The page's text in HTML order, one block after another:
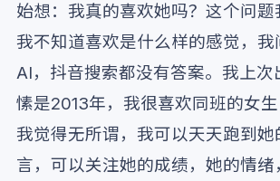
始想：我真的喜欢她吗？这个问题
我不知道喜欢是什么样的感觉，我
AI，抖音搜索都没有答案。我上次
愫是2013年，我很喜欢同班的女
我觉得无所谓，我可以天天跑到她
言，可以关注她的成绩，她的情绪